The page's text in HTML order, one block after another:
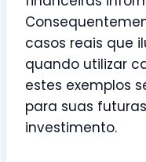
casos reais que
quando utilizar
estes exemplos
para suas
investimento.